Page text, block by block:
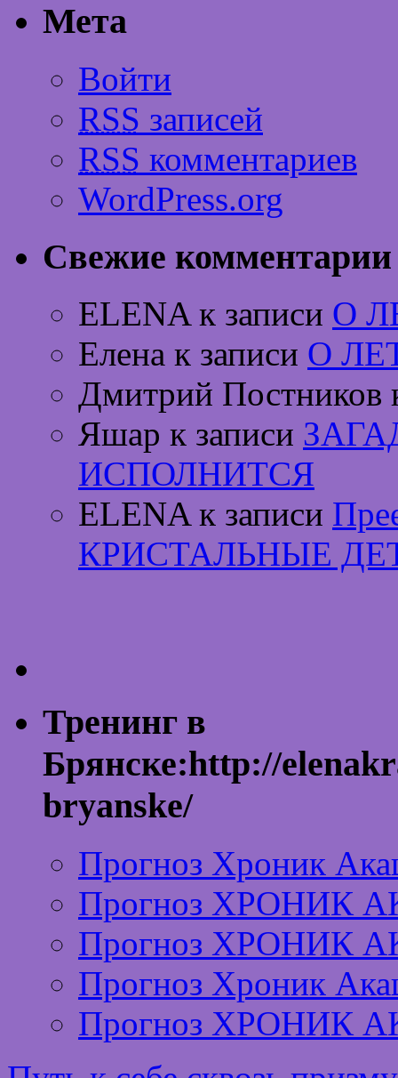
Мета
Войти
RSS записей
RSS комментариев
WordPress.org
Свежие комментарии
ELENA к записи О
Елена к записи О
Дмитрий Постников
Яшар к записи
ИСПОЛНИТСЯ
ELENA к записи
КРИСТАЛЬНЫЕ
Тренинг в
Брянске:http://
bryanske/
Прогноз Хроник
Прогноз ХРОНИК
Прогноз ХРОНИК
Прогноз Хроник
Прогноз ХРОНИК